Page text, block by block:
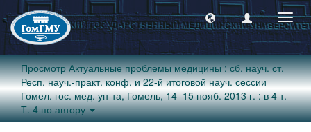
Просмотр Актуальные проблемы медицины : сб. науч. ст.
Респ. науч.-практ. конф. и 22-й итоговой науч. сессии
Гомел. гос. мед. ун-та, Гомель, 14–15 нояб. 2013 г. : в 4 т.
Т. 4 по автору